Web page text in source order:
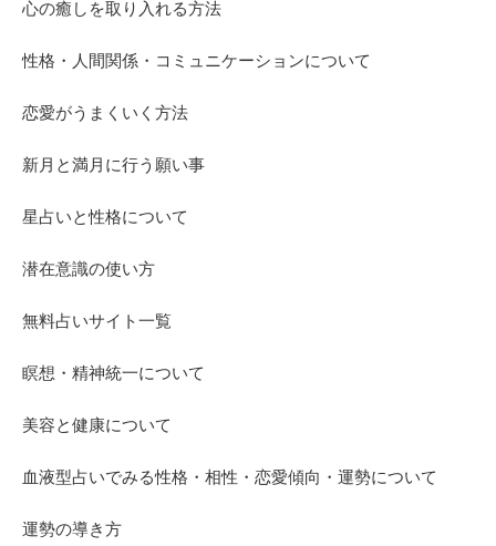
心の癒しを取り入れる方法
性格・人間関係・コミュニケーションについて
恋愛がうまくいく方法
新月と満月に行う願い事
星占いと性格について
潜在意識の使い方
無料占いサイト一覧
瞑想・精神統一について
美容と健康について
血液型占いでみる性格・相性・恋愛傾向・運勢について
運勢の導き方